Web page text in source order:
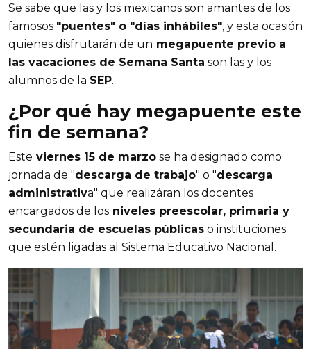
Se sabe que las y los mexicanos son amantes de los
famosos "puentes" o "días inhábiles", y esta ocasión
quienes disfrutarán de un megapuente previo a
las vacaciones de Semana Santa son las y los
alumnos de la SEP.
¿Por qué hay megapuente este
fin de semana?
Este viernes 15 de marzo se ha designado como
jornada de "descarga de trabajo" o "descarga
administrativa" que realizáran los docentes
encargados de los niveles preescolar, primaria y
secundaria de escuelas públicas o instituciones
que estén ligadas al Sistema Educativo Nacional.